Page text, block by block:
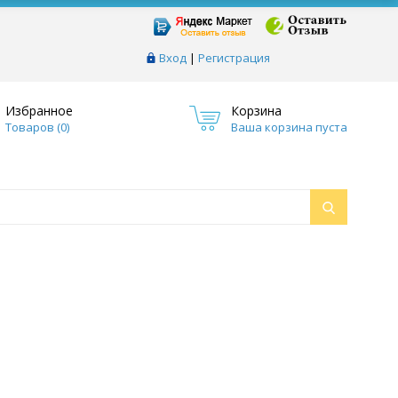
Вход | Регистрация
Избранное
Товаров (0)
Корзина
Ваша корзина пуста